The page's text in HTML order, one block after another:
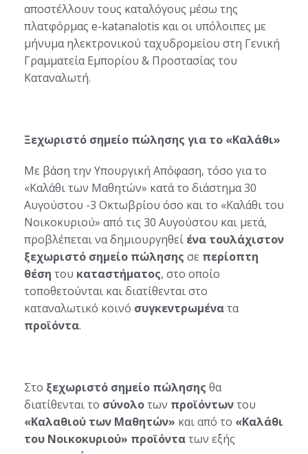
αποστέλλουν τους καταλόγους μέσω της
πλατφόρμας e-katanalotis και οι υπόλοιπες με
μήνυμα ηλεκτρονικού ταχυδρομείου στη Γενική
Γραμματεία Εμπορίου & Προστασίας του
Καταναλωτή.
Ξεχωριστό σημείο πώλησης για το «Καλάθι»
Με βάση την Υπουργική Απόφαση, τόσο για το
«Καλάθι των Μαθητών» κατά το διάστημα 30
Αυγούστου -3 Οκτωβρίου όσο και το «Καλάθι του
Νοικοκυριού» από τις 30 Αυγούστου και μετά,
προβλέπεται να δημιουργηθεί ένα τουλάχιστον
ξεχωριστό σημείο πώλησης σε περίοπτη
θέση του καταστήματος, στο οποίο
τοποθετούνται και διατίθενται στο
καταναλωτικό κοινό συγκεντρωμένατα
προϊόντα.
Στο ξεχωριστό σημείο πώλησης θα
διατίθενται το σύνολοτων προϊόντωντου
«Καλαθιού των Μαθητών» και από το «Καλάθι
του Νοικοκυριού» προϊόντατων εξής